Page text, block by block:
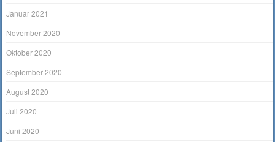
Januar 2021
November 2020
Oktober 2020
September 2020
August 2020
Juli 2020
Juni 2020